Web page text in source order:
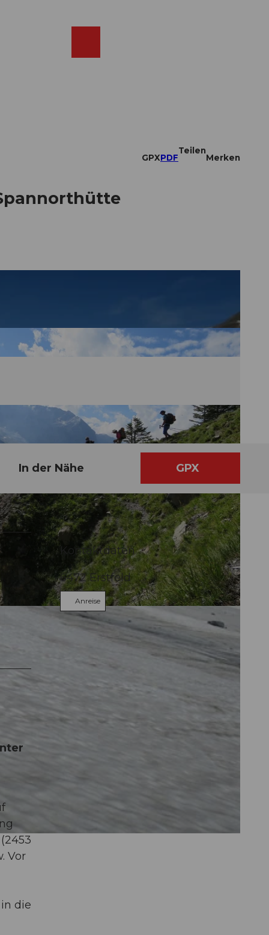
GPXPDF
Teilen
Merken
|
In der Nähe GPX
(2453
Vor
die
Kontaktdaten
6472 Erstfeld
Anreise